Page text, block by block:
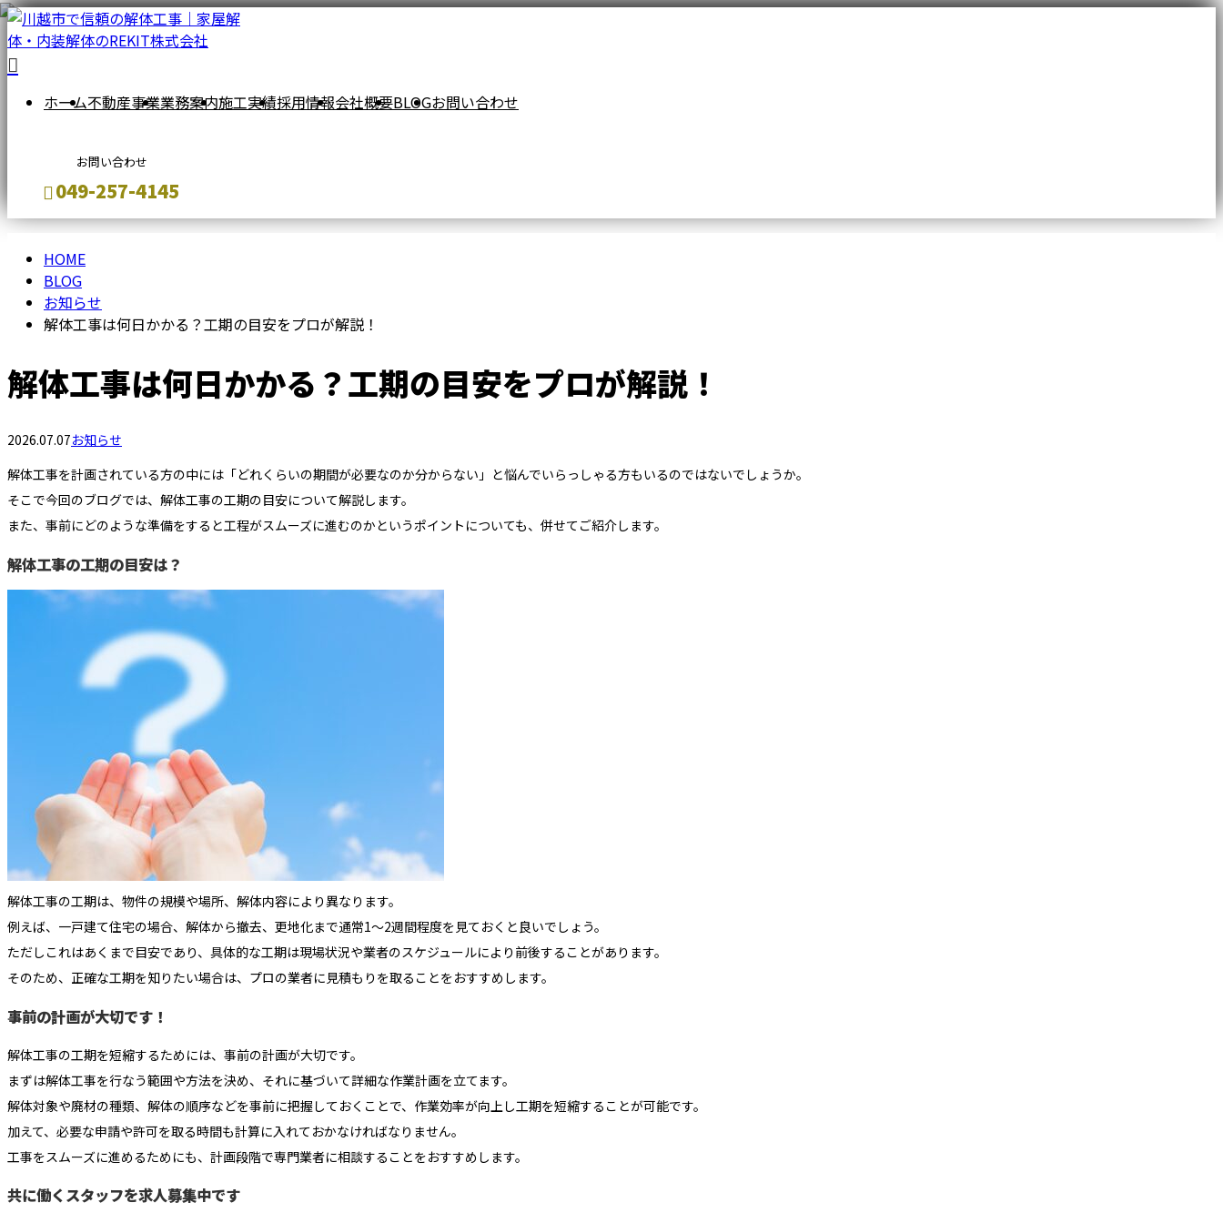
ホーム不動産事業業務案内施工実績採用情報会社概要BLOGお問い合わせ
お問い合わせ
‭049-257-4145
メールフォーム
ブ
グ
BLOGHOME
BLOG
お知らせ
解体工事は何日かかる？工期の目安をプロが解説！
解体工事は何日かかる？工期の目安をプロが解説！
2026.07.07お知らせ
解体工事を計画されている方の中には「どれくらいの期間が必要なのか分からない」と悩んでいらっしゃる方もいるのではないでしょうか。
そこで今回のブログでは、解体工事の工期の目安について解説します。
また、事前にどのような準備をすると工程がスムーズに進むのかというポイントについても、併せてご紹介します。
解体工事の工期の目安は？
解体工事の工期は、物件の規模や場所、解体内容により異なります。
例えば、一戸建て住宅の場合、解体から撤去、更地化まで通常1～2週間程度を見ておくと良いでしょう。
ただしこれはあくまで目安であり、具体的な工期は現場状況や業者のスケジュールにより前後することがあります。
そのため、正確な工期を知りたい場合は、プロの業者に見積もりを取ることをおすすめします。
事前の計画が大切です！
解体工事の工期を短縮するためには、事前の計画が大切です。
まずは解体工事を行なう範囲や方法を決め、それに基づいて詳細な作業計画を立てます。
解体対象や廃材の種類、解体の順序などを事前に把握しておくことで、作業効率が向上し工期を短縮することが可能です。
加えて、必要な申請や許可を取る時間も計算に入れておかなければなりません。
工事をスムーズに進めるためにも、計画段階で専門業者に相談することをおすすめします。
共に働くスタッフを求人募集中です